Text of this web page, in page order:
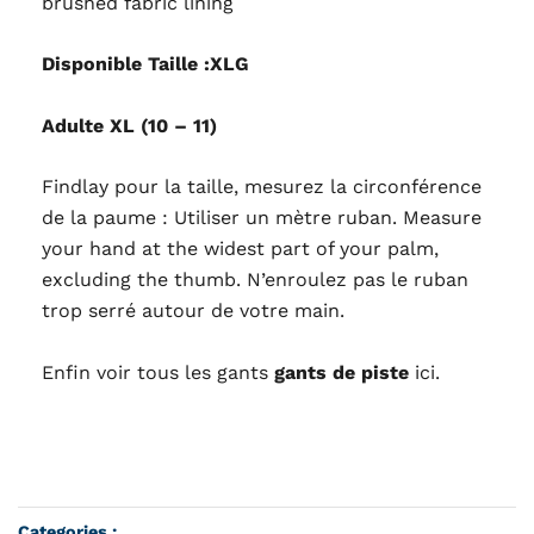
Disponible Taille :XLG
Adulte XL (10 – 11)
Findlay pour la taille, mesurez la circonférence
de la paume : Utiliser un mètre ruban. Measure
your hand at the widest part of your palm,
excluding the thumb. N’enroulez pas le ruban
trop serré autour de votre main.
Enfin voir tous les gants gants de piste ici.